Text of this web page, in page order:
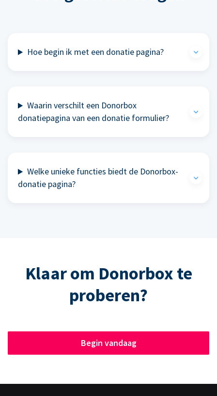
Hoe begin ik met een donatie pagina?
Waarin verschilt een Donorbox
donatiepagina van een donatie formulier?
Welke unieke functies biedt de Donorbox-
donatie pagina?
Klaar om Donorbox te
proberen?
Begin vandaag